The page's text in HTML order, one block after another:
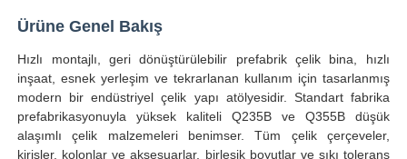
Ürüne Genel Bakış
Hızlı montajlı, geri dönüştürülebilir prefabrik çelik bina, hızlı
inşaat, esnek yerleşim ve tekrarlanan kullanım için tasarlanmış
modern bir endüstriyel çelik yapı atölyesidir. Standart fabrika
prefabrikasyonuyla yüksek kaliteli Q235B ve Q355B düşük
alaşımlı çelik malzemeleri benimser. Tüm çelik çerçeveler,
kirişler, kolonlar ve aksesuarlar, birleşik boyutlar ve sıkı tolerans